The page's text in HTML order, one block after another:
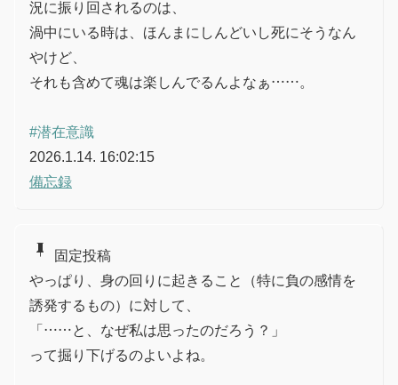
況に振り回されるのは、
渦中にいる時は、ほんまにしんどいし死にそうなん
やけど、
それも含めて魂は楽しんでるんよなぁ……。
#潜在意識
2026.1.14. 16:02:15
備忘録
push_pin
固定投稿
やっぱり、身の回りに起きること（特に負の感情を
誘発するもの）に対して、
「……と、なぜ私は思ったのだろう？」
って掘り下げるのよいよね。